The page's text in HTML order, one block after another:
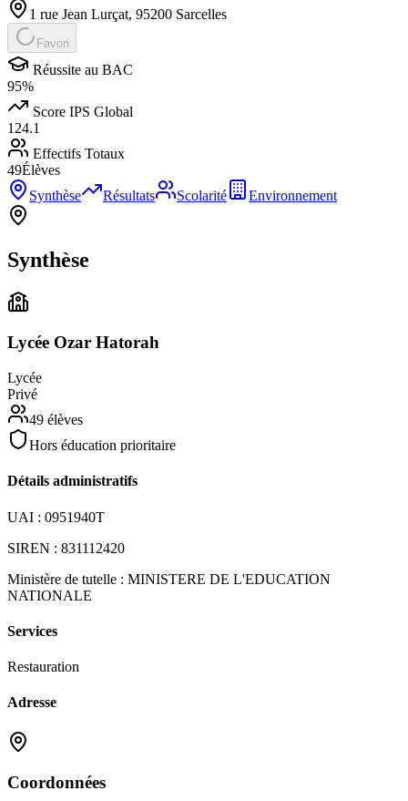
1 rue Jean Lurçat, 95200 Sarcelles
Favori
Réussite au BAC
95%
Score IPS Global
124.1
Effectifs Totaux
49Élèves
Synthèse
Résultats Scolarité Environnement
Synthèse
Lycée Ozar Hatorah
Lycée
Privé
49 élèves
Hors éducation prioritaire
Détails administratifs
UAI : 0951940T
SIREN : 831112420
Ministère de tutelle : MINISTERE DE L'EDUCATION
NATIONALE
Services
Restauration
Adresse
Coordonnées